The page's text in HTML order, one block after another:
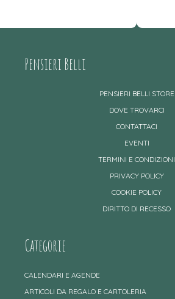
Pensieri Belli
PENSIERI BELLI STORE
DOVE TROVARCI
CONTATTACI
EVENTI
TERMINI E CONDIZIONI
PRIVACY POLICY
COOKIE POLICY
DIRITTO DI RECESSO
Categorie
CALENDARI E AGENDE
ARTICOLI DA REGALO E CARTOLERIA